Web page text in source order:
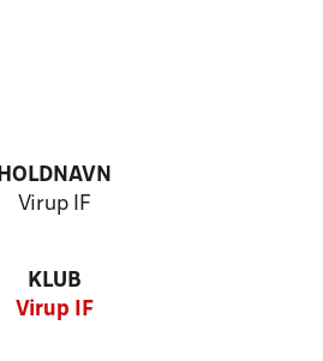
HOLDNAVN
Virup IF
KLUB
Virup IF